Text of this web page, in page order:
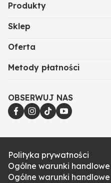
Produkty
Sklep
Oferta
Metody płatności
OBSERWUJ NAS
Polityka prywatności
Ogólne warunki handlowe
Ogólne warunki handlowe